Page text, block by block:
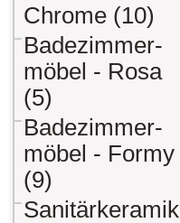
Chrome (10)
Badezimmer-
möbel - Rosa
(5)
Badezimmer-
möbel - Formy
(9)
Sanitärkeramik